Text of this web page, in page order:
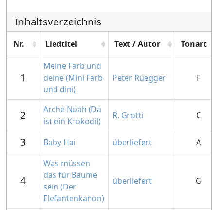
Inhaltsverzeichnis
Nr. Liedtitel Text / Autor Tonart
1
Meine Farb und
deine (Mini Farb
und dini)
Peter Rüegger F
2
Arche Noah (Da
ist ein Krokodil)
R. Grotti C
3 Baby Hai überliefert A
4
Was müssen
das für Bäume
sein (Der
Elefantenkanon)
überliefert G